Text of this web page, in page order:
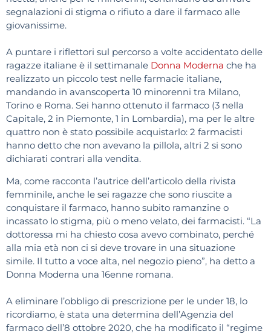
segnalazioni di stigma o rifiuto a dare il farmaco alle
giovanissime.
A puntare i riflettori sul percorso a volte accidentato delle
ragazze italiane è il settimanale Donna Moderna che ha
realizzato un piccolo test nelle farmacie italiane,
mandando in avanscoperta 10 minorenni tra Milano,
Torino e Roma. Sei hanno ottenuto il farmaco (3 nella
Capitale, 2 in Piemonte, 1 in Lombardia), ma per le altre
quattro non è stato possibile acquistarlo: 2 farmacisti
hanno detto che non avevano la pillola, altri 2 si sono
dichiarati contrari alla vendita.
Ma, come racconta l’autrice dell’articolo della rivista
femminile, anche le sei ragazze che sono riuscite a
conquistare il farmaco, hanno subito ramanzine o
incassato lo stigma, più o meno velato, dei farmacisti. “La
dottoressa mi ha chiesto cosa avevo combinato, perché
alla mia età non ci si deve trovare in una situazione
simile. Il tutto a voce alta, nel negozio pieno”, ha detto a
Donna Moderna una 16enne romana.
A eliminare l’obbligo di prescrizione per le under 18, lo
ricordiamo, è stata una determina dell’Agenzia del
farmaco dell’8 ottobre 2020, che ha modificato il “regime